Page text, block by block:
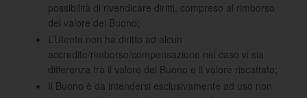
possibilità di rivendicare diritti, compreso al rimborso
del valore del Buono;
L’Utente non ha diritto ad alcun
accredito/rimborso/compensazione nel caso vi sia
differenza tra il valore del Buono e il valore riscattato;
Il Buono è da intendersi esclusivamente ad uso non